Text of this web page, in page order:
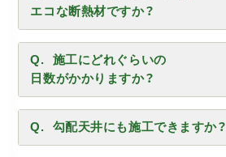
エコな断熱材ですか？
施工にどれぐらいの
日数がかかりますか？
勾配天井にも施工できますか？